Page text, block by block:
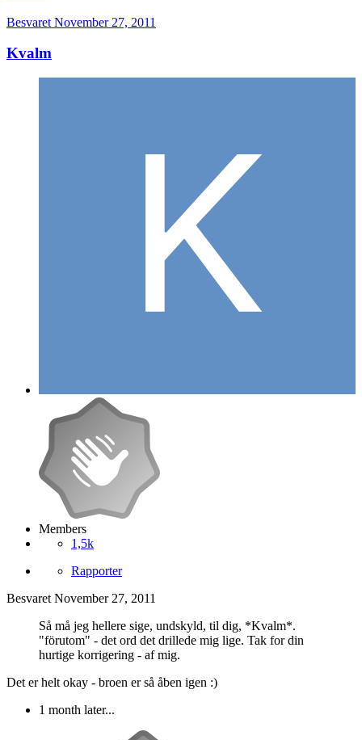
Besvaret November 27, 2011
Kvalm
Members
1,5k
Rapporter
Besvaret November 27, 2011
Så må jeg hellere sige, undskyld, til dig, *Kvalm*.
"förutom" - det ord det drillede mig lige. Tak for din
hurtige korrigering - af mig.
Det er helt okay - broen er så åben igen :)
1 month later...